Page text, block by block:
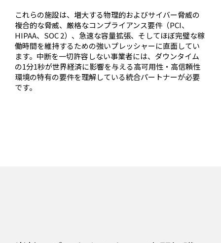
これらの施設は、増大する物理的およびサイバー脅威の
複合的な脅威、厳格なコンプライアンス要件（PCI、
HIPAA、SOC 2）、急速な容量拡張、そしてほぼ完璧な稼
働時間を維持するための強いプレッシャーに直面してい
ます。中断を一切許容しない事業者には、ダウンタイム
の1分1秒が世界経済に影響を与える高可用性・高信頼性
環境の特有の要件を理解している統合パートナーが必要
です。